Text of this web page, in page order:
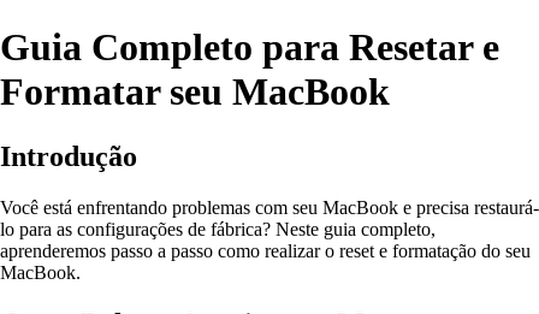
Guia Completo para Resetar e
Formatar seu MacBook
Introdução
Você está enfrentando problemas com seu MacBook e precisa restaurá-
lo para as configurações de fábrica? Neste guia completo,
aprenderemos passo a passo como realizar o reset e formatação do seu
MacBook.